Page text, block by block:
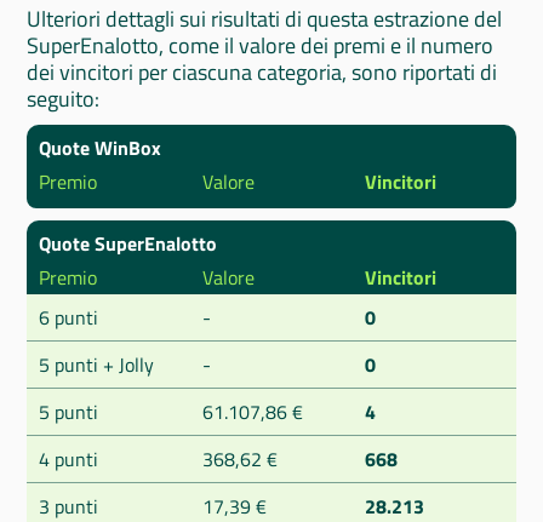
Ulteriori dettagli sui risultati di questa estrazione del
SuperEnalotto, come il valore dei premi e il numero
dei vincitori per ciascuna categoria, sono riportati di
seguito:
Quote WinBox
Premio
Valore Vincitori
Quote SuperEnalotto
Premio
Valore
Vincitori
6 punti
-
0
5 punti + Jolly
-
0
5 punti
61.107,86 €
4
4 punti
368,62 €
668
3 punti
17,39 € 28.213